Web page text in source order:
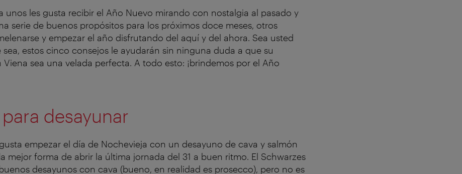
unos les gusta recibir el Año Nuevo mirando con nostalgia al pasado y
serie de buenos propósitos para los próximos doce meses, otros
y empezar el año disfrutando del aquí y del ahora. Sea usted
estos cinco consejos le ayudarán sin ninguna duda a que su
Viena sea una velada perfecta. A todo esto: ¡brindemos por el Año
para desayunar
empezar el día de Nochevieja con un desayuno de cava y salmón
mejor forma de abrir la última jornada del 31 a buen ritmo. El Schwarzes
desayunos con cava (bueno, en realidad es prosecco), pero no es